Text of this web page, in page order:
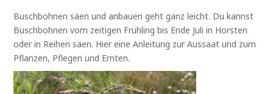
Buschbohnen säen und anbauen geht ganz leicht. Du kannst
Buschbohnen vom zeitigen Frühling bis Ende Juli in Horsten
oder in Reihen säen. Hier eine Anleitung zur Aussaat und zum
Pflanzen, Pflegen und Ernten.